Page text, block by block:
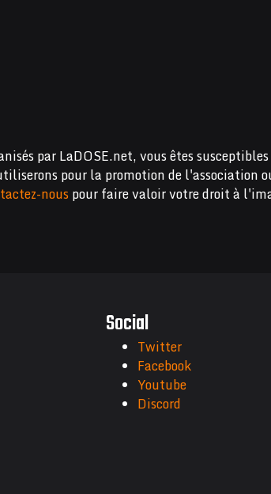
par LaDOSE.net, vous êtes
pour la promotion de l'association
nouspour faire valoir votre droit à
Social
Twitter
Facebook
Youtube
Discord